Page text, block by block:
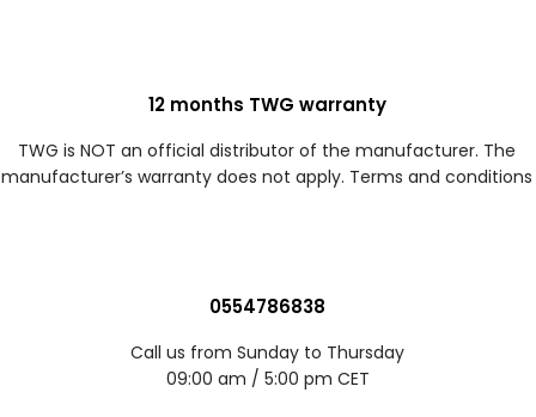
12 months TWG warranty
TWG is NOT an official distributor of the manufacturer. The
manufacturer’s warranty does not apply. Terms and conditions
0554786838
Call us from Sunday to Thursday
09:00 am / 5:00 pm CET